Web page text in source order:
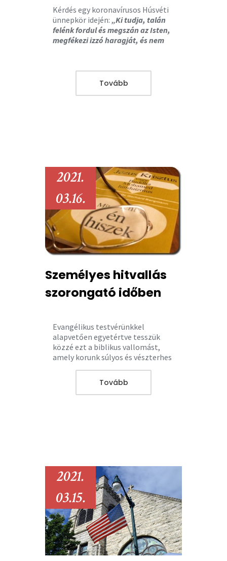
Kérdés egy koronavírusos Húsvéti
ünnepkör idején: „Ki tudja, talán
felénk fordul és megszán az Isten,
megfékezi izzó haragját, és nem
Tovább
2021.
03.16.
Személyes hitvallás
szorongató időben
Evangélikus testvérünkkel
alapvetően egyetértve tesszük
közzé ezt a biblikus vallomást,
amely korunk súlyos és vészterhes
Tovább
2021.
03.15.